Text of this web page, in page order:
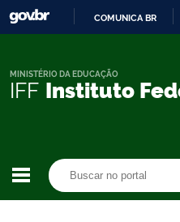
COMUNICA BR
IFF Instituto
MINISTÉRIO DA EDUCAÇÃO